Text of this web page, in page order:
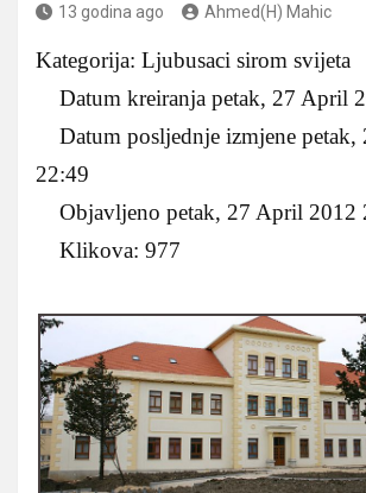
13 godina ago Ahmed(H) Mahic
Kategorija: Ljubusaci sirom svijeta
Datum kreiranja petak, 27 April
Datum posljednje izmjene petak,
22:49
Objavljeno petak, 27 April 2012
Klikova: 977